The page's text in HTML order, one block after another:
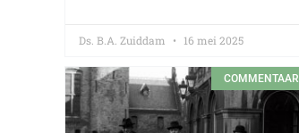
Ds. B.A. Zuiddam 16 mei 2025
COMMENTAAR